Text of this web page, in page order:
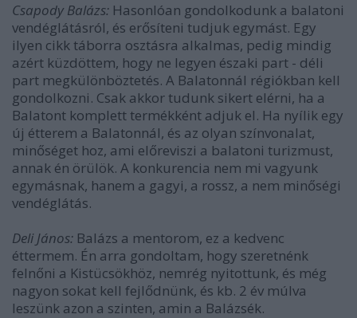
Csapody Balázs: Hasonlóan gondolkodunk a balatoni
vendéglátásról, és erősíteni tudjuk egymást. Egy
ilyen cikk táborra osztásra alkalmas, pedig mindig
azért küzdöttem, hogy ne legyen északi part - déli
part megkülönböztetés. A Balatonnál régiókban kell
gondolkozni. Csak akkor tudunk sikert elérni, ha a
Balatont komplett termékként adjuk el. Ha nyílik egy
új étterem a Balatonnál, és az olyan színvonalat,
minőséget hoz, ami előreviszi a balatoni turizmust,
annak én örülök. A konkurencia nem mi vagyunk
egymásnak, hanem a gagyi, a rossz, a nem minőségi
vendéglátás.
Deli János: Balázs a mentorom, ez a kedvenc
éttermem. Én arra gondoltam, hogy szeretnénk
felnőni a Kistücsökhöz, nemrég nyitottunk, és még
nagyon sokat kell fejlődnünk, és kb. 2 év múlva
leszünk azon a szinten, amin a Balázsék.